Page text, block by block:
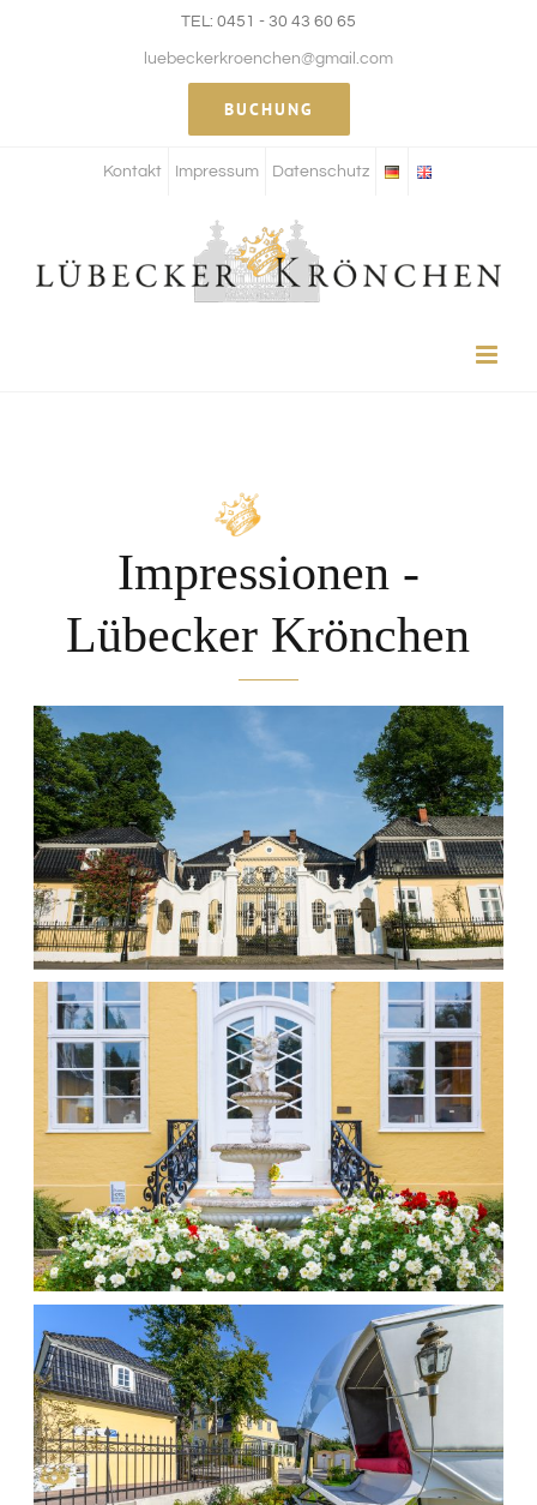
TEL: 0451 - 30 43 60 65
luebeckerkroenchen@gmail.com
BUCHUNG
Kontakt Impressum Datenschutz
Impressionen -
Lübecker Krönchen